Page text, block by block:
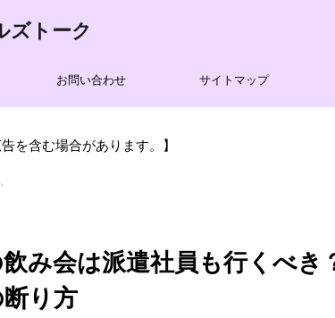
ズトーク
お問い合わせ サイトマップ
告を含む場合があります。】
>
み会は派遣社員も行くべき
り方